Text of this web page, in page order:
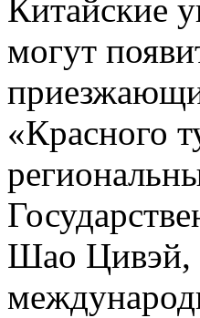
Китайские
могут
«Красного
Шао Цивэй,